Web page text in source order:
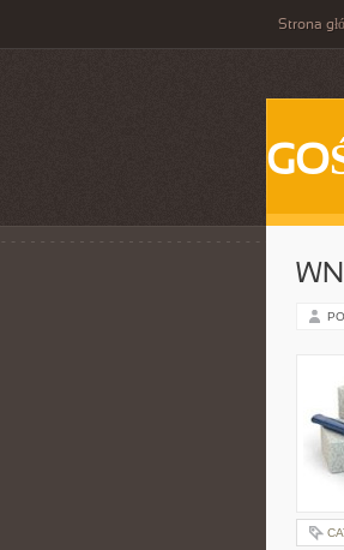
Strona